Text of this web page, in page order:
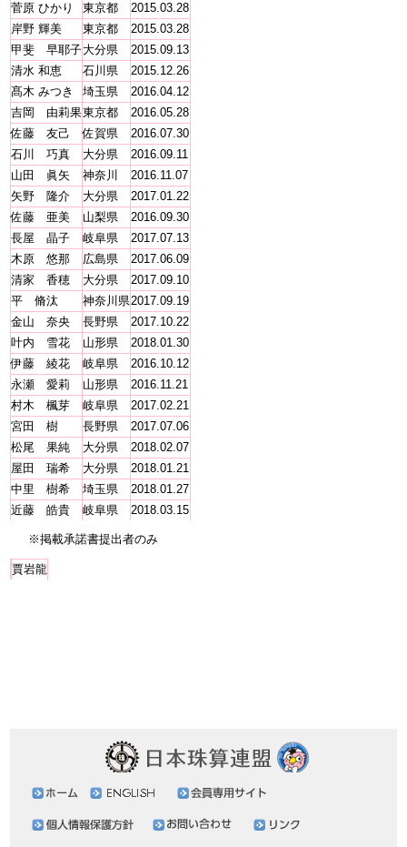
菅原 ひかり
東京都
2015.03.28
岸野 輝美
東京都
2015.03.28
甲斐 早耶子大分県
2015.09.13
清水 和恵
石川県
2015.12.26
髙木 みつき
埼玉県
2016.04.12
吉岡 由莉果東京都
2016.05.28
佐藤 友己
佐賀県
2016.07.30
石川 巧真
大分県
2016.09.11
山田 眞矢
神奈川
2016.11.07
矢野 隆介
大分県
2017.01.22
佐藤 亜美
山梨県
2016.09.30
長屋 晶子
岐阜県
2017.07.13
木原 悠那
広島県
2017.06.09
清家 香穂
大分県
2017.09.10
平 脩汰
神奈川県2017.09.19
金山 奈央
長野県
2017.10.22
叶内 雪花
山形県
2018.01.30
伊藤 綾花
岐阜県
2016.10.12
永瀬 愛莉
山形県
2016.11.21
村木 楓芽
岐阜県
2017.02.21
宮田 樹
長野県
2017.07.06
松尾 果純
大分県
2018.02.07
屋田 瑞希
大分県
2018.01.21
中里 樹希
埼玉県
2018.01.27
近藤 皓貴
岐阜県 2018.03.15
※掲載承諾書提出者のみ
賈岩龍